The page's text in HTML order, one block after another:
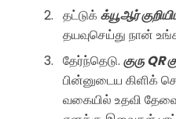
தட்டுக்க்யூஆர்
தயவுசெய்து நான்
தேர்ந்தெடு. குரு
பின்னுடைய கிளிக்
வகையில் உதவி